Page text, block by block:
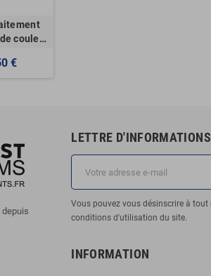
couleur
€
depuis
LETTRE D'INFORMATIONS
Vous pouvez vous désinscrire à
conditions d'utilisation du site.
INFORMATION